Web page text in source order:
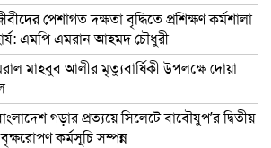
পেশাগত দক্ষতা বৃদ্ধিতে প্রশিক্ষণ কর্মশালা
এমপি এমরান আহমদ চৌধুরী
মাহবুব আলীর মৃত্যুবার্ষিকী উপলক্ষে দোয়া
গড়ার প্রত্যয়ে সিলেটে বাবৌযুপ’র দ্বিতীয়
বৃক্ষরোপণ কর্মসূচি সম্পন্ন